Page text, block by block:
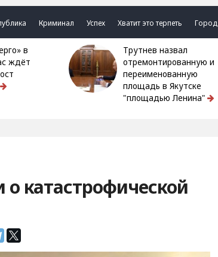
Криминал Успех Хватит это терпеть Город
ждёт
Трутнев назвал
отремонтированную и
переименованную
площадь в Якутске
"площадью Ленина"
катастрофической